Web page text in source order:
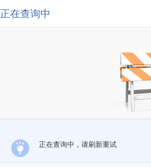
正在查询中
正在查询中，请刷新重试